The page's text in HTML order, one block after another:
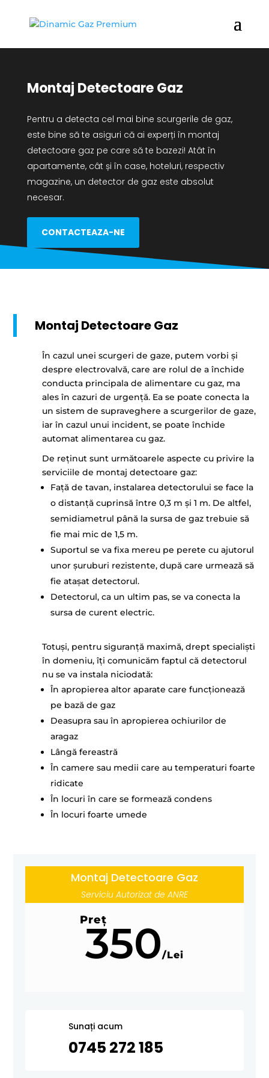
Montaj Detectoare Gaz
Pentru a detecta cel mai bine scurgerile de gaz,
este bine să te asiguri că ai experți în montaj
detectoare gaz pe care să te bazezi! Atât în
apartamente, cât și în case, hoteluri, respectiv
magazine, un detector de gaz este absolut
necesar.
CONTACTEAZA-NE
Montaj Detectoare Gaz
În cazul unei scurgeri de gaze, putem vorbi și
despre electrovalvă, care are rolul de a închide
conducta principala de alimentare cu gaz, ma
ales în cazuri de urgență. Ea se poate conecta la
un sistem de supraveghere a scurgerilor de gaze,
iar în cazul unui incident, se poate închide
automat alimentarea cu gaz.
De reținut sunt următoarele aspecte cu privire la
serviciile de montaj detectoare gaz:
Față de tavan, instalarea detectorului se face la
o distanță cuprinsă între 0,3 m și 1 m. De altfel,
semidiametrul până la sursa de gaz trebuie să
fie mai mic de 1,5 m.
Suportul se va fixa mereu pe perete cu ajutorul
unor șuruburi rezistente, după care urmează să
fie atașat detectorul.
Detectorul, ca un ultim pas, se va conecta la
sursa de curent electric.
Totuși, pentru siguranță maximă, drept specialiști
în domeniu, îți comunicăm faptul că detectorul
nu se va instala niciodată:
În apropierea altor aparate care funcționează
pe bază de gaz
Deasupra sau în apropierea ochiurilor de
aragaz
Lângă fereastră
În camere sau medii care au temperaturi foarte
ridicate
În locuri în care se formează condens
În locuri foarte umede
Montaj Detectoare Gaz
Serviciu Autorizat de ANRE
Preț
350/Lei
Sunați acum
0745 272 185